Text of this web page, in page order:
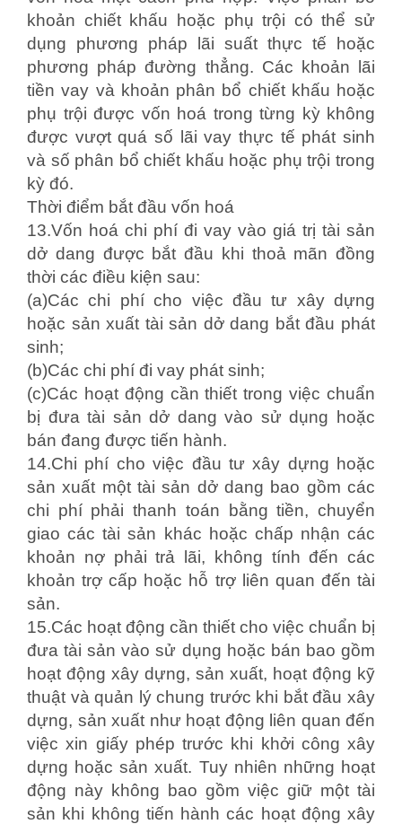
khoản chiết khấu hoặc phụ trội có thể sử
dụng phương pháp lãi suất thực tế hoặc
phương pháp đường thẳng. Các khoản lãi
tiền vay và khoản phân bổ chiết khấu hoặc
phụ trội được vốn hoá trong từng kỳ không
được vượt quá số lãi vay thực tế phát sinh
và số phân bổ chiết khấu hoặc phụ trội trong
kỳ đó.
Thời điểm bắt đầu vốn hoá
13.Vốn hoá chi phí đi vay vào giá trị tài sản
dở dang được bắt đầu khi thoả mãn đồng
thời các điều kiện sau:
(a)Các chi phí cho việc đầu tư xây dựng
hoặc sản xuất tài sản dở dang bắt đầu phát
sinh;
(b)Các chi phí đi vay phát sinh;
(c)Các hoạt động cần thiết trong việc chuẩn
bị đưa tài sản dở dang vào sử dụng hoặc
bán đang được tiến hành.
14.Chi phí cho việc đầu tư xây dựng hoặc
sản xuất một tài sản dở dang bao gồm các
chi phí phải thanh toán bằng tiền, chuyển
giao các tài sản khác hoặc chấp nhận các
khoản nợ phải trả lãi, không tính đến các
khoản trợ cấp hoặc hỗ trợ liên quan đến tài
sản.
15.Các hoạt động cần thiết cho việc chuẩn bị
đưa tài sản vào sử dụng hoặc bán bao gồm
hoạt động xây dựng, sản xuất, hoạt động kỹ
thuật và quản lý chung trước khi bắt đầu xây
dựng, sản xuất như hoạt động liên quan đến
việc xin giấy phép trước khi khởi công xây
dựng hoặc sản xuất. Tuy nhiên những hoạt
động này không bao gồm việc giữ một tài
sản khi không tiến hành các hoạt động xây